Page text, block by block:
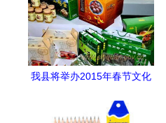
我县将举办2015年春节文化